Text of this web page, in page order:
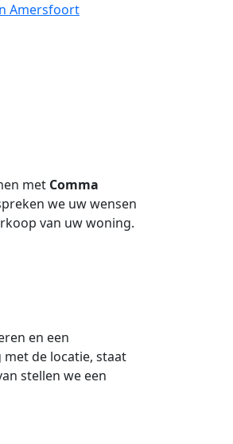
Amersfoort
met Comma
we uw wensen
van uw woning.
en een
de locatie, staat
stellen we een